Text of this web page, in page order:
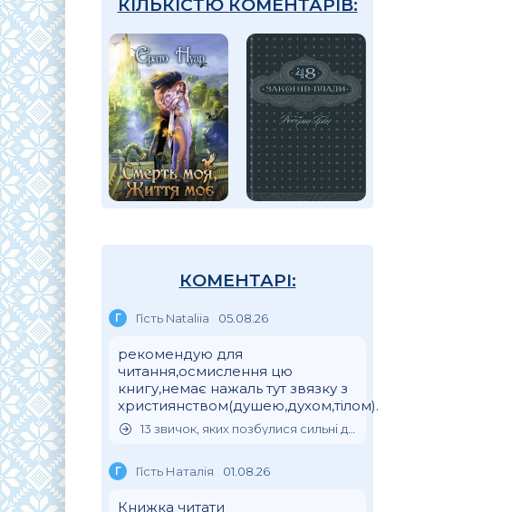
КІЛЬКІСТЮ КОМЕНТАРІВ:
КОМЕНТАРІ:
Г Гість Nataliia 05.08.26
рекомендую для
читання,осмислення цю
книгу,немає нажаль тут звязку з
християнством(душею,духом,тілом).
13 звичок, яких позбулися сильні духом люди
Г Гість Наталія 01.08.26
Книжка читати